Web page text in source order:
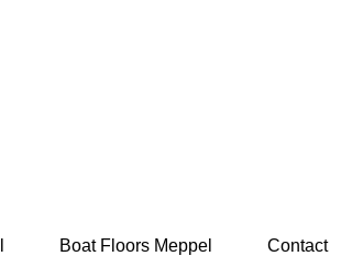
Boat Floors Meppel Contact